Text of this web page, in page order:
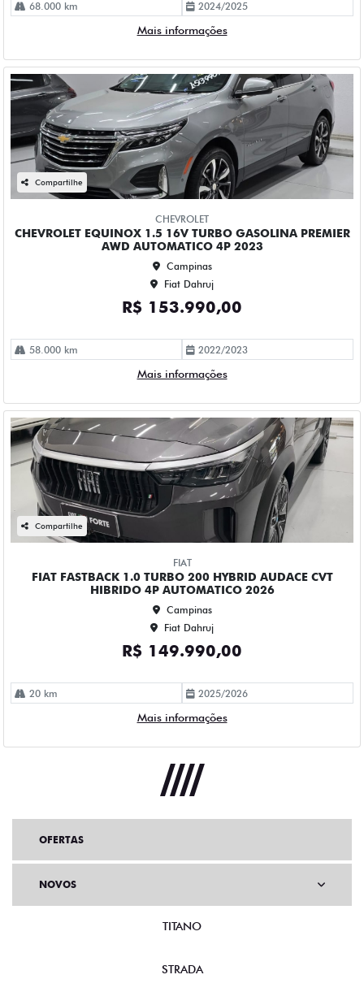
Compartilhe
FIAT
FIAT FASTBACK 1.0 TURBO 200 HYBRID AUDACE CVT
HIBRIDO 4P AUTOMATICO 2026
Campinas
Fiat Dahruj
R$ 149.990,00
2025/2026
Mais informações
OFERTAS
NOVOS
TITANO
STRADA